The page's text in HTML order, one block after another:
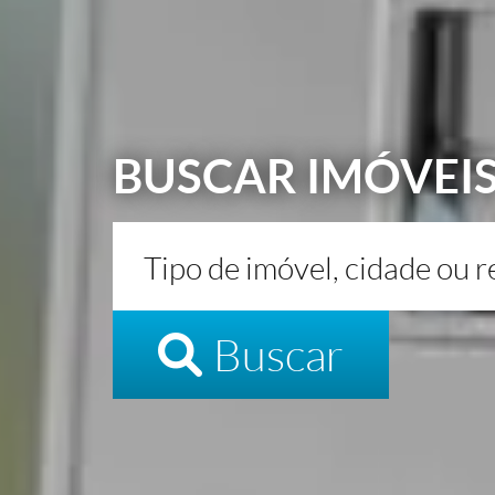
BUSCAR
Buscar